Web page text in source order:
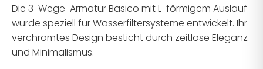
Die 3-Wege-Armatur Basico mit L-förmigem Auslauf
wurde speziell für Wasserfiltersysteme entwickelt. Ihr
verchromtes Design besticht durch zeitlose Eleganz
und Minimalismus.